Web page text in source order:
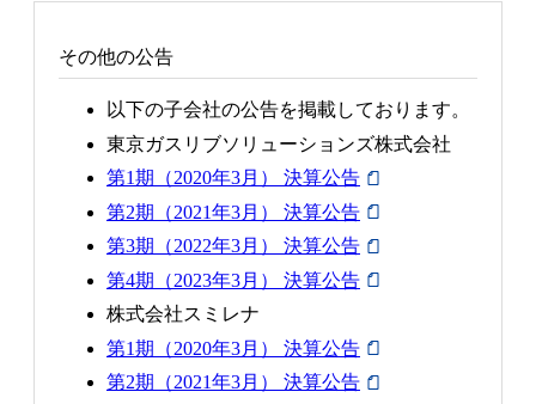
その他の公告
以下の子会社の公告を掲載しております。
東京ガスリブソリューションズ株式会社
第1期（2020年3月） 決算公告
第2期（2021年3月） 決算公告
第3期（2022年3月） 決算公告
第4期（2023年3月） 決算公告
株式会社スミレナ
第1期（2020年3月） 決算公告
第2期（2021年3月） 決算公告